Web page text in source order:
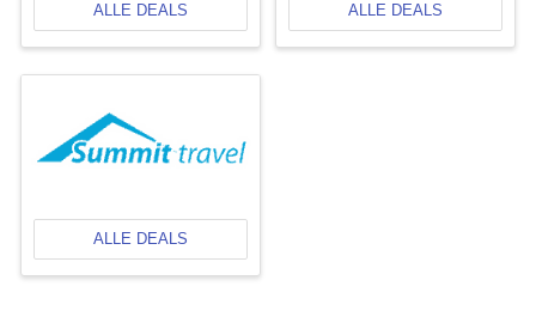
ALLE DEALS ALLE DEALS
ALLE DEALS